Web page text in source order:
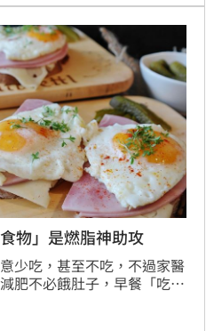
物」是燃脂神助攻
少吃，甚至不吃，不過家醫
肥不必餓肚子，早餐「吃對
早餐」，不只能夠穩定血